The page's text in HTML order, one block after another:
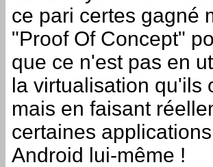
ce pari certes gagné
"Proof Of Concept"
que ce n'est pas en
la virtualisation qu'ils
mais en faisant
certaines
Android lui-même !